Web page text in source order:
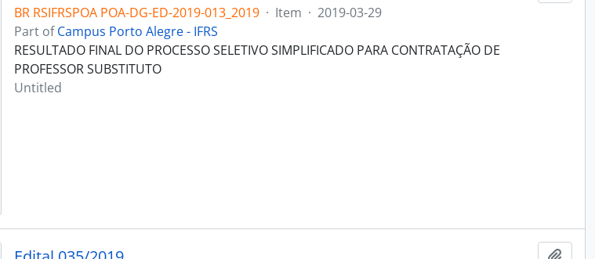
BR RSIFRSPOA POA-DG-ED-2019-013_2019 · Item · 2019-03-29
Part ofCampus Porto Alegre - IFRS
RESULTADO FINAL DO PROCESSO SELETIVO SIMPLIFICADO PARA CONTRATAÇÃO DE
PROFESSOR SUBSTITUTO
Untitled